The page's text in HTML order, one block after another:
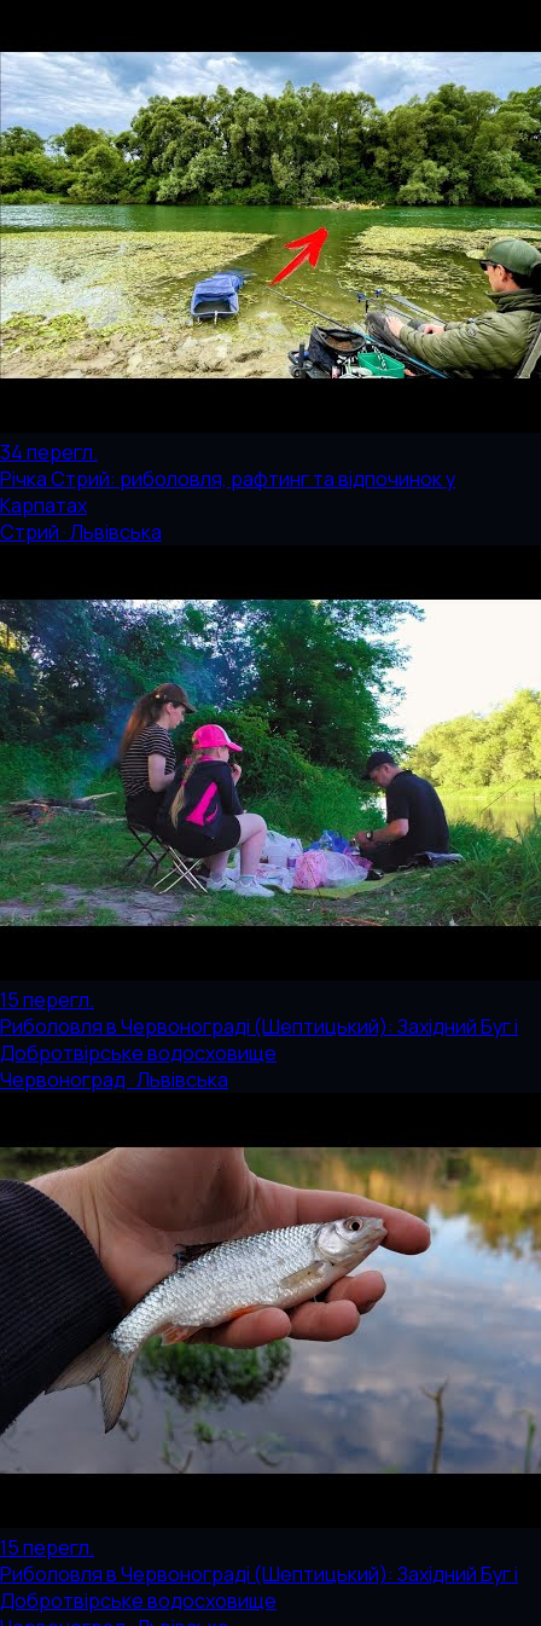
34перегл.
Річка Стрий: риболовля, рафтинг та відпочинок у
Карпатах
Стрий · Львівська
15перегл.
Риболовля в Червонограді (Шептицький): Західний Буг і
Добротвірське водосховище
Червоноград · Львівська
15перегл.
Риболовля в Червонограді (Шептицький): Західний Буг і
Добротвірське водосховище